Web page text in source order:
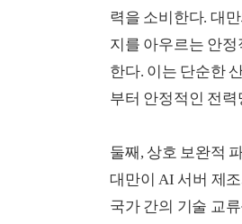
력을 소비한다. 대
지를 아우르는 안
한다. 이는 단순한
부터 안정적인 전
둘째, 상호 보완적
대만이 AI 서버 제
국가 간의 기술 교